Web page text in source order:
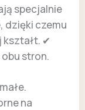
specjalnie
dzięki czemu
kształt. ✔
stron.
na